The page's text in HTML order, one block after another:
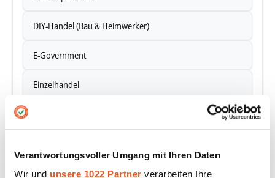
Verantwortungsvoller Umgang mit Ihren Daten
Wir und unsere 1022 Partner verarbeiten Ihre
DIY-Handel (Bau & Heimwerker)
E-Government
Einzelhandel
Fahrzeuge & Straßenverkehr